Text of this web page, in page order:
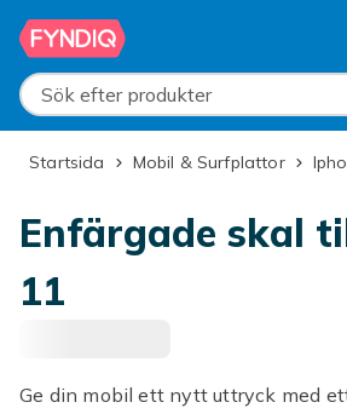
Hoppa till huvudinnehållet
Sök efter produkter
Startsida Mobil & Surfplattor
Enfärgade skal
11
Ge din mobil ett nytt uttryck med